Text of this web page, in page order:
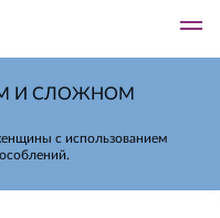
И СЛОЖНОМ
с использованием